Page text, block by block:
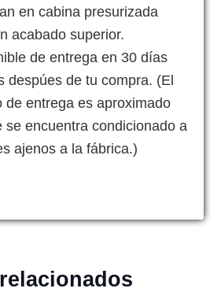
en cabina presurizada
acabado superior.
de entrega en 30 días
despúes de tu compra. (El
de entrega es aproximado
se encuentra condicionado a
ajenos a la fábrica.)